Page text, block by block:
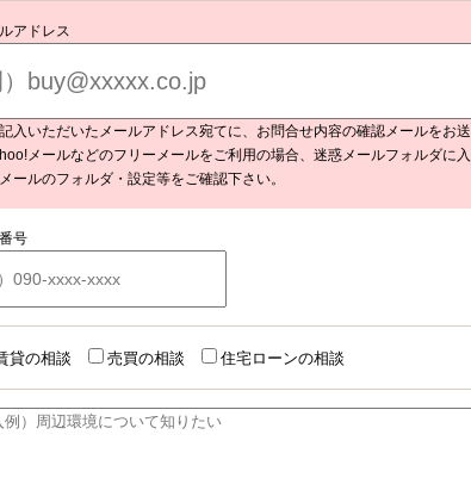
アドレス
入いただいたメールアドレス宛てに、お問合せ内容の確認メールをお送
メールなどのフリーメールをご利用の場合、迷惑メールフォルダに入
ールのフォルダ・設定等をご確認下さい。
号
貸の相談 売買の相談 住宅ローンの相談